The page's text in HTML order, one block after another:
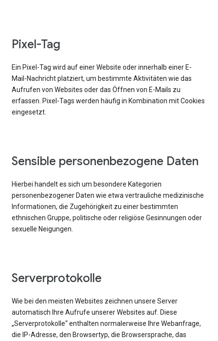
Pixel-Tag
Ein Pixel-Tag wird auf einer Website oder innerhalb einer E-
Mail-Nachricht platziert, um bestimmte Aktivitäten wie das
Aufrufen von Websites oder das Öffnen von E-Mails zu
erfassen. Pixel-Tags werden häufig in Kombination mit Cookies
eingesetzt.
Sensible personenbezogene Daten
Hierbei handelt es sich um besondere Kategorien
personenbezogener Daten wie etwa vertrauliche medizinische
Informationen, die Zugehörigkeit zu einer bestimmten
ethnischen Gruppe, politische oder religiöse Gesinnungen oder
sexuelle Neigungen.
Serverprotokolle
Wie bei den meisten Websites zeichnen unsere Server
automatisch Ihre Aufrufe unserer Websites auf. Diese
„Serverprotokolle“ enthalten normalerweise Ihre Webanfrage,
die IP-Adresse, den Browsertyp, die Browsersprache, das